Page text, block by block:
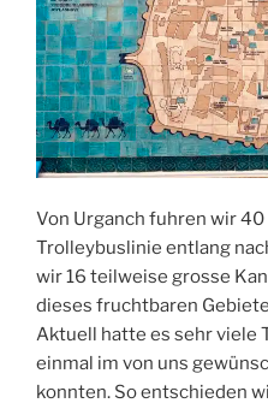
Von Urganch fuhren wir
Trolleybuslinie entlang
wir 16 teilweise grosse
dieses fruchtbaren
Aktuell hatte es sehr viele
einmal im von uns
konnten. So entschieden